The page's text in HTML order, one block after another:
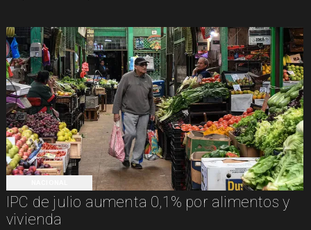
IPC de julio aumenta 0,1% por alimentos y
vivienda